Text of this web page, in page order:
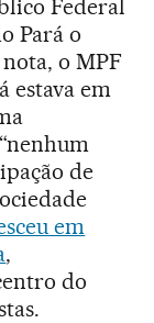
Federal
Pará o
o MPF
estava em
de
em
,
do